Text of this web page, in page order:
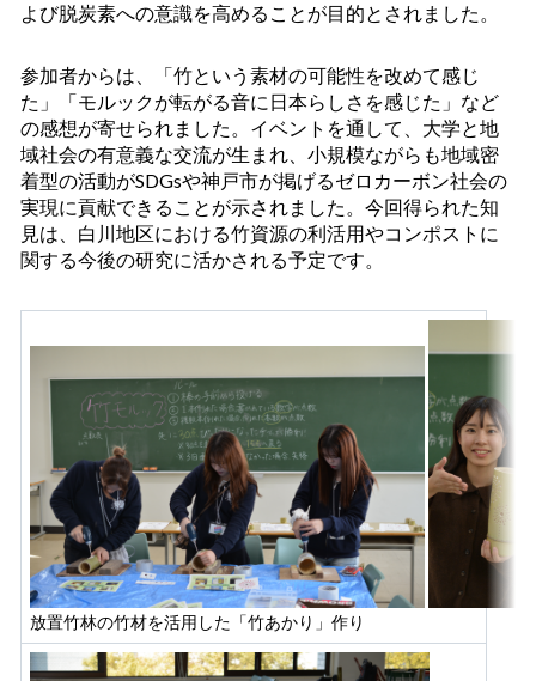
よび脱炭素への意識を高めることが目的とされました。
参加者からは、「竹という素材の可能性を改めて感じ
た」「モルックが転がる音に日本らしさを感じた」など
の感想が寄せられました。イベントを通して、大学と地
域社会の有意義な交流が生まれ、小規模ながらも地域密
着型の活動がSDGsや神戸市が掲げるゼロカーボン社会の
実現に貢献できることが示されました。今回得られた知
見は、白川地区における竹資源の利活用やコンポストに
関する今後の研究に活かされる予定です。
放置竹林の竹材を活用した「竹あかり」作り